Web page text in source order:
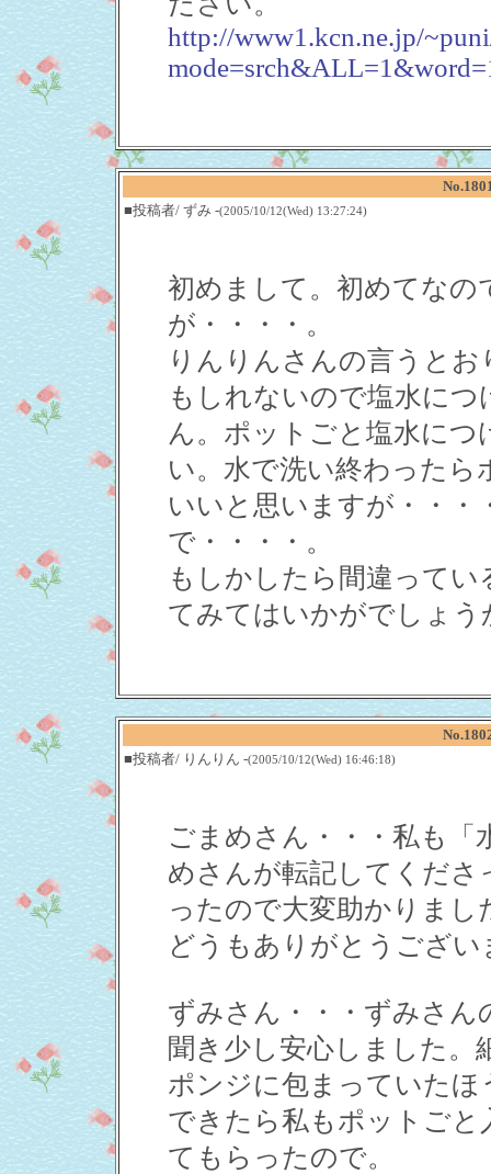
http://www1.kcn.ne.jp/
■投稿者/ ずみ -(2005/10/12(Wed) 13:27:24)
初めまして。初めてなの
が・・・・。
りんりんさんの言うと
もしれないので塩水に
ん。ポットごと塩水に
い。水で洗い終わった
いいと思いますが・・・
で・・・・。
もしかしたら間違って
てみてはいかがでしょう
■投稿者/ りんりん -(2005/10/12(Wed) 16:46:18)
ごまめさん・・・私も「
めさんが転記してくだ
ったので大変助かりまし
どうもありがとうござい
ずみさん・・・ずみさ
聞き少し安心しました。
ポンジに包まっていたほ
できたら私もポットご
てもらったので。